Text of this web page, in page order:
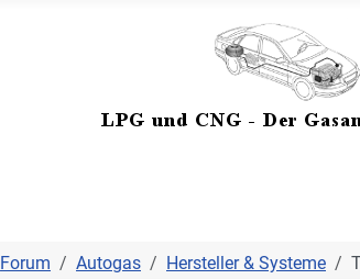
Forum Autogas Hersteller & Systeme